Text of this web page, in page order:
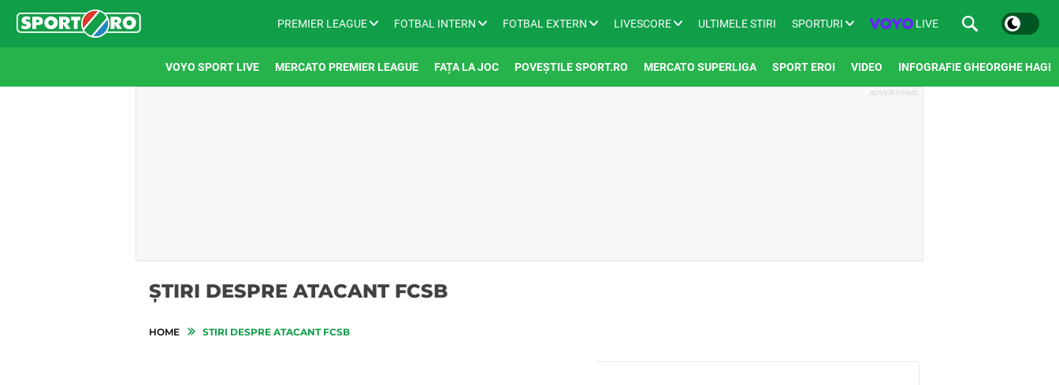
PREMIER LEAGUE FOTBAL INTERN FOTBAL EXTERN LIVESCORE ULTIMELE STIRI SPORTURI LIVE
VOYO SPORT LIVE MERCATO PREMIER LEAGUE FAȚA LA JOC POVEȘTILE SPORT.RO MERCATO SUPERLIGA SPORT EROI VIDEO INFOGRAFIE GHEORGHE HAGI
ȘTIRI DESPRE ATACANT FCSB
HOME STIRI DESPRE ATACANT FCSB